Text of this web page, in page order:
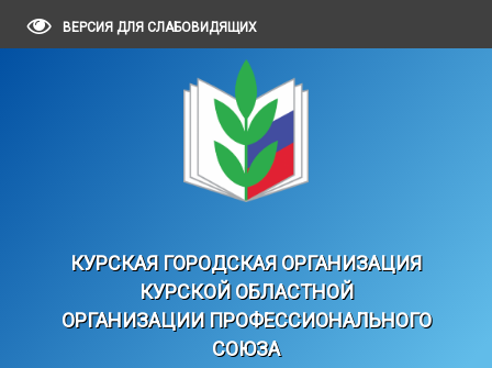
ВЕРСИЯ ДЛЯ СЛАБОВИДЯЩИХ
КУРСКАЯ ГОРОДСКАЯ ОРГАНИЗАЦИЯ
КУРСКОЙ ОБЛАСТНОЙ
ОРГАНИЗАЦИИ ПРОФЕССИОНАЛЬНОГО
СОЮЗА